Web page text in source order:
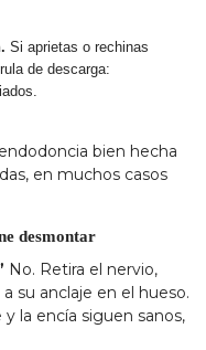
Si aprietas o rechinas
de descarga:
bien hecha
en muchos casos
desmontar
No. Retira el nervio,
su anclaje en el hueso.
la encía siguen sanos,